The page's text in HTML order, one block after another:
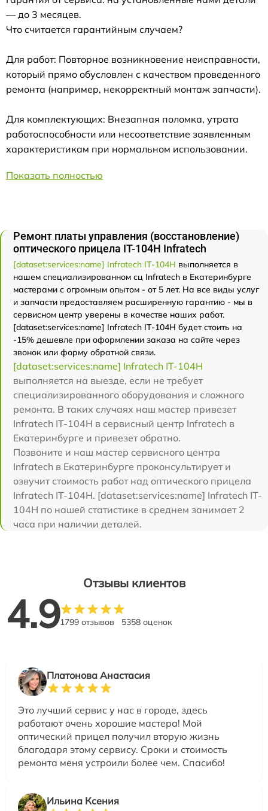
— до 3 месяцев.
Что считается гарантийным случаем?
Для работ: Повторное возникновение неисправности,
который прямо обусловлен с качеством проведенного
ремонта (например, некорректный монтаж запчасти).
Для комплектующих: Внезапная поломка, утрата
работоспособности или несоответствие заявленным
характеристикам при нормальном использовании.
Показать полностью
Ремонт платы управления (восстановление)
оптического прицела IT-104H Infratech
[dataset:services:name] Infratech IT-104H выполняется в
нашем специализированном сц Infratech в Екатеринбурге
мастерами с огромным опытом - от 5 лет. На все виды услуг
и запчасти предоставляем расширенную гарантию - мы в
сервисном центр уверены в качестве наших работ.
[dataset:services:name] Infratech IT-104H будет стоить на
-15% дешевле при оформлении заказа на сайте через
звонок или форму обратной связи.
[dataset:services:name] Infratech IT-104H
выполняется на выезде, если не требует
специализированного оборудования и сложного
ремонта. В таких случаях наш мастер привезет
Infratech IT-104H в сервисный центр Infratech в
Екатеринбурге и привезет обратно.
Позвоните и наш мастер сервисного центра
Infratech в Екатеринбурге проконсультирует и
озвучит стоимость работ над оптического прицела
Infratech IT-104H. [dataset:services:name] Infratech IT-
104H по нашей статистике в среднем занимает 2
часа при наличии деталей.
Отзывы клиентов
4.91799 отзывов 5358 оценок
Платонова Анастасия
Это лучший сервис у нас в городе, здесь
работают очень хорошие мастера! Мой
оптический прицел получил вторую жизнь
благодаря этому сервису. Сроки и стоимость
ремонта меня устроили более чем. Спасибо!
Ильина Ксения